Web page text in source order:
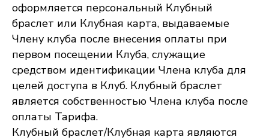
оформляется персональный Клубный
браслет или Клубная карта, выдаваемые
Члену клуба после внесения оплаты при
первом посещении Клуба, служащие
средством идентификации Члена клуба для
целей доступа в Клуб. Клубный браслет
является собственностью Члена клуба после
оплаты Тарифа.
Клубный браслет/Клубная карта являются